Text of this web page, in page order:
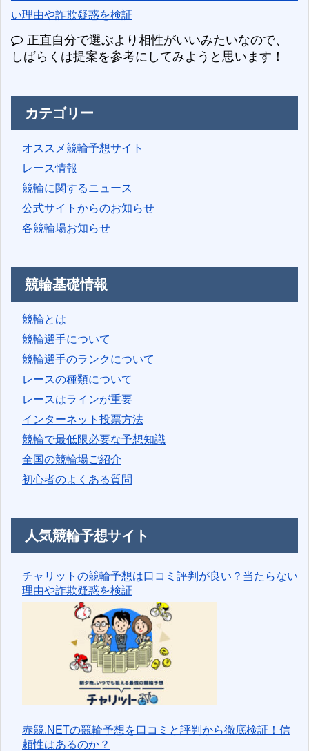
い理由や詐欺疑惑を検証
正直自分で選ぶより相性がいいみたいなので、
しばらくは提案を参考にしてみようと思います！
カテゴリー
オススメ競輪予想サイト
レース情報
競輪に関するニュース
公式サイトからのお知らせ
各競輪場お知らせ
競輪基礎情報
競輪とは
競輪選手について
競輪選手のランクについて
レースの種類について
レースはラインが重要
インターネット投票方法
競輪で最低限必要な予想知識
全国の競輪場ご紹介
初心者のよくある質問
人気競輪予想サイト
チャリットの競輪予想は口コミ評判が良い？当たらない
理由や詐欺疑惑を検証
赤競.NETの競輪予想を口コミと評判から徹底検証！信
頼性はあるのか？